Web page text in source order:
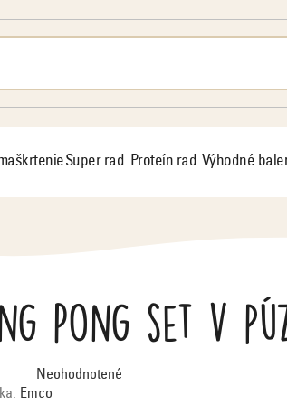
Super rad Proteín rad Výhodné
Pong set v
Priemerné
hodnotenie
produktu
je
Neohodnotené
Emco